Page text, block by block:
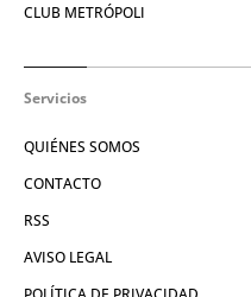
CLUB METRÓPOLI
Servicios
QUIÉNES SOMOS
CONTACTO
RSS
AVISO LEGAL